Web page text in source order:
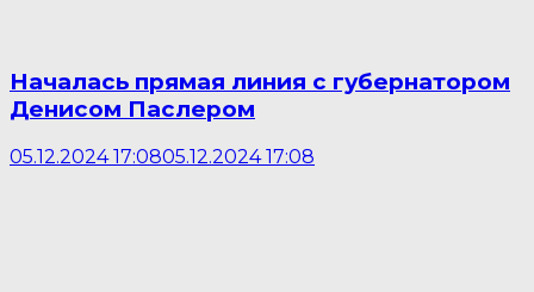
Началась прямая линия с губернатором
Денисом Паслером
05.12.2024 17:0805.12.2024 17:08